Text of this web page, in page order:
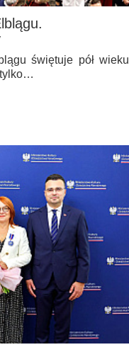
świętuje pół wieku
tylko…